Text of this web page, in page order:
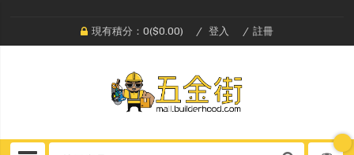
現有積分：0($0.00) 登入 註冊